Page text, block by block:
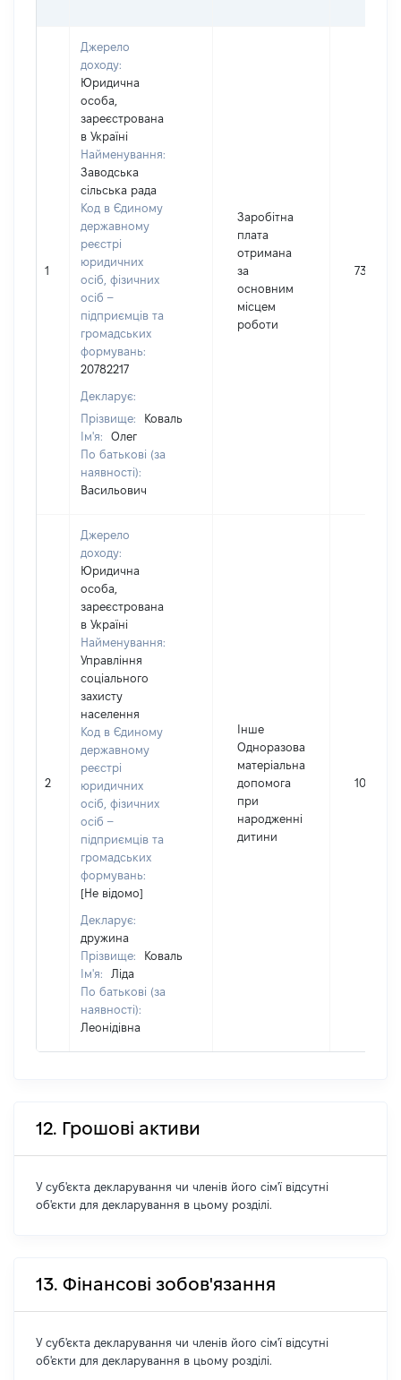
1
Джерело
доходу:
Юридична
особа,
зареєстрована
в Україні
Найменування:
Заводська
сільська рада
Код в Єдиному
державному
реєстрі
юридичних
осіб, фізичних
осіб –
підприємців та
громадських
формувань:
20782217
Декларує:
Прізвище:
Коваль
Ім'я:
Олег
По батькові (за
наявності):
Васильович
Заробітна
плата
отримана
за
основним
місцем
роботи
73100
2
Джерело
доходу:
Юридична
особа,
зареєстрована
в Україні
Найменування:
Управління
соціального
захисту
населення
Код в Єдиному
державному
реєстрі
юридичних
осіб, фізичних
осіб –
підприємців та
громадських
формувань:
[Не відомо]
Декларує:
дружина
Прізвище:
Коваль
Ім'я:
Ліда
По батькові (за
наявності):
Леонідівна
Інше
Одноразова
матеріальна
допомога
при
народженні
дитини
10320
12. Грошові активи
У суб'єкта декларування чи членів його сім'ї відсутні
об'єкти для декларування в цьому розділі.
13. Фінансові зобов'язання
У суб'єкта декларування чи членів його сім'ї відсутні
об'єкти для декларування в цьому розділі.